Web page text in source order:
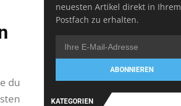
du
neuesten Artikel direkt in Ihrem
Postfach zu erhalten.
ABONNIEREN
KATEGORIEN